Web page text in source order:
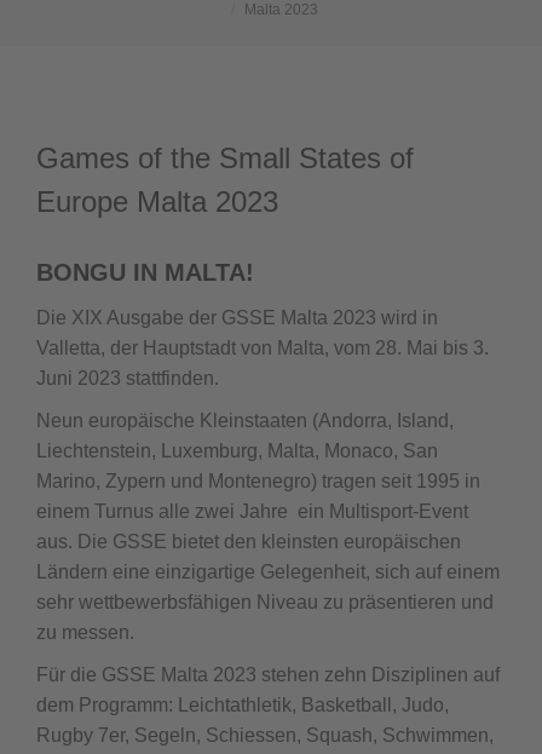
Malta 2023
Games of the Small States of
Europe Malta 2023
BONGU IN MALTA!
Die XIX Ausgabe der GSSE Malta 2023 wird in
Valletta, der Hauptstadt von Malta, vom 28. Mai bis 3.
Juni 2023 stattfinden.
Neun europäische Kleinstaaten (Andorra, Island,
Liechtenstein, Luxemburg, Malta, Monaco, San
Marino, Zypern und Montenegro) tragen seit 1995 in
einem Turnus alle zwei Jahre ein Multisport-Event
aus. Die GSSE bietet den kleinsten europäischen
Ländern eine einzigartige Gelegenheit, sich auf einem
sehr wettbewerbsfähigen Niveau zu präsentieren und
zu messen.
Für die GSSE Malta 2023 stehen zehn Disziplinen auf
dem Programm: Leichtathletik, Basketball, Judo,
Rugby 7er, Segeln, Schiessen, Squash, Schwimmen,